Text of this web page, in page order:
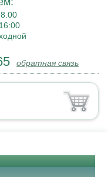
обратная связь